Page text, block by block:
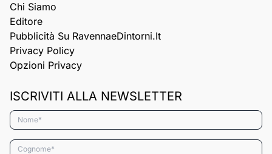
Chi Siamo
Editore
Pubblicità Su RavennaeDintorni.it
Privacy Policy
Opzioni Privacy
ISCRIVITI ALLA NEWSLETTER
Nome*
Cognome*